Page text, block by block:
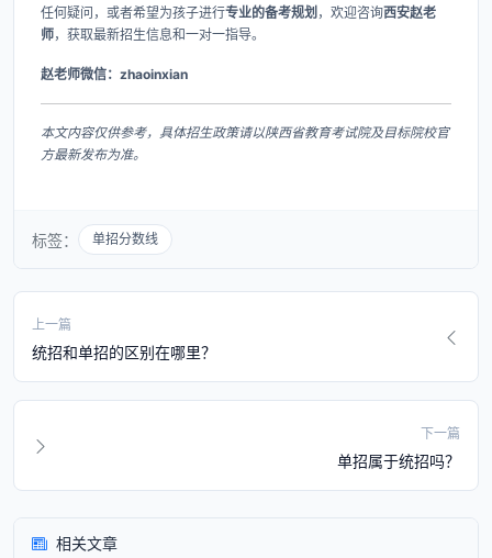
任何疑问，或者希望为孩子进行专业的备考规划 ，欢迎咨询西安赵老
师，获取最新招生信息和一对一指导。
赵老师微信：zhaoinxian
本文内容仅供参考，具体招生政策请以陕西省教育考试院及目标院校官
方最新发布为准。
标签： 单招分数线
上一篇
统招和单招的区别在哪里？
下一篇
单招属于统招吗？
相关文章